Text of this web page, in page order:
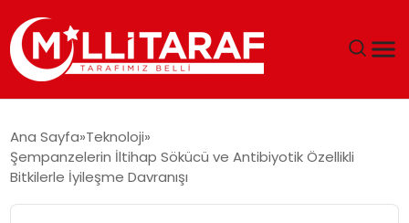
ÖZEL SAYFALAR
Ana Sayfa Teknoloji
Şempanzelerin İltihap Sökücü ve Antibiyotik Özellikli
Bitkilerle İyileşme Davranışı